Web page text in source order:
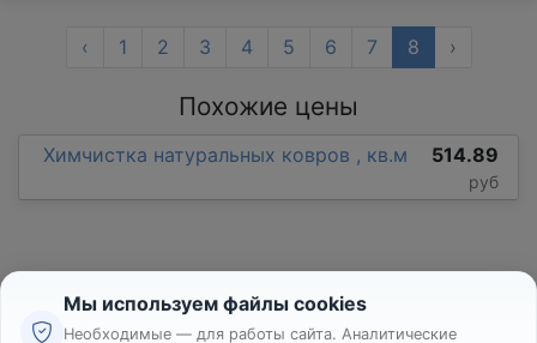
‹ 1 2 3 4 5 6 7 8 ›
Похожие цены
Химчистка натуральных ковров , кв.м 514.89
руб
Мы используем файлы cookies
Необходимые — для работы сайта. Аналитические